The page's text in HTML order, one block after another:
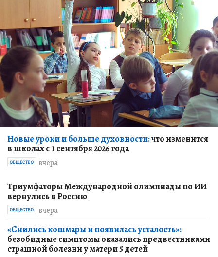
Новые уроки и больше духовности:что изменится
в школах с 1 сентября 2026 года
вчера
ОБЩЕСТВО
Триумфаторы Международной олимпиады по ИИ
вернулись в Россию
вчера
ОБЩЕСТВО
«Снились кошмары и появилась усталость»:
безобидные симптомы оказались предвестниками
страшной болезни у матери 5 детей